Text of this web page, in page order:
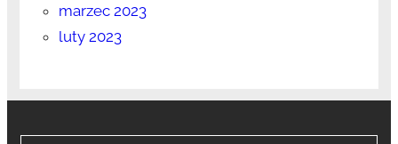
marzec 2023
luty 2023